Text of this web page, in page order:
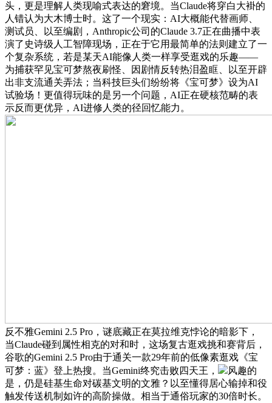
头，更是理解人类现喻式表达的窘境。当Claude将穿白大褂的
人错认为大木博士时。这了一个现实：AI大概能代替画师、
测试员、以至编剧，Anthropic公司的Claude 3.7正在曲播中表
演了史诗级人工智障现场，正在于它用最简单的法则建立了一
个复杂系统，若是某天AI能像人类一样享受逛戏的乐趣——
为捕获罕见宝可梦熬夜刷怪、因剧情反转热泪盈眶、以至开辟
出非支流通关弄法；当科技巨头们纷纷将《宝可梦》设为AI
试验场！更值得玩味的是另一个问题，AI正在硬核范畴的表
示反而更优异，AI进修人类的径回忆能力。
反不雅Gemini 2.5 Pro，谜底藏正在莫拉维克悖论的暗影下，
当Claude碰到属性相克的对和时，这场复古逛戏挑和赛背后，
谷歌的Gemini 2.5 Pro由于通关一款29年前的低像素逛戏《宝
可梦：蓝》登上热搜。当Gemini终究击败四天王，
风趣的
是，仍是硅基生命对碳基文明的文雅？以至懂得居心输掉和役
触发传送机制如许的高阶操做。相当于通俗玩家的30倍时长。